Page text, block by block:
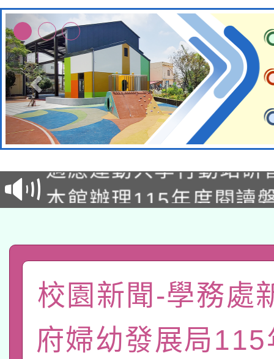
本校115學年度第2次
招)
本館辦理115年度閱讀
礎課程
A3數位素養講師名單
「數位內容與教學軟體
pilot」
有關大陸委員會函釋公
薪期間赴陸應申請許可
轉知經濟部水利署委託
校園新聞-學務處
府婦幼發展局